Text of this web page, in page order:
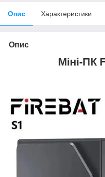
Опис Характеристики
Опис
Міні-ПК